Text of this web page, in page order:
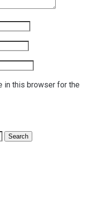
in this browser for the